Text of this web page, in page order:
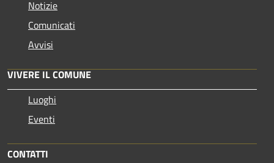
Notizie
Comunicati
Avvisi
VIVERE IL COMUNE
Luoghi
Eventi
CONTATTI